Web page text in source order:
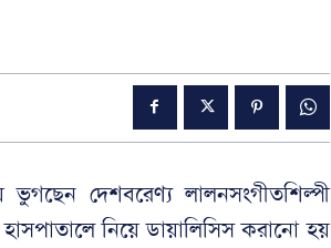
দেশবরেণ্য লালনসংগীতশিল্পী
নিয়ে ডায়ালিসিস করানো হয়